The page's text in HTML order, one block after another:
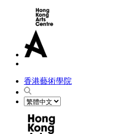
香港藝術學院